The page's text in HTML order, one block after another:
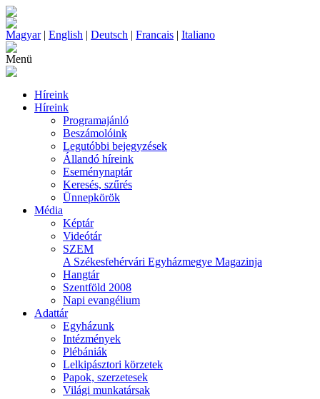
Magyar| English | Deutsch | Francais | Italiano
Menü
Híreink
Híreink
Programajánló
Beszámolóink
Legutóbbi bejegyzések
Állandó híreink
Eseménynaptár
Keresés, szűrés
Ünnepkörök
Média
Képtár
Videótár
SZEM
A Székesfehérvári Egyházmegye Magazinja
Hangtár
Szentföld 2008
Napi evangélium
Adattár
Egyházunk
Intézmények
Plébániák
Lelkipásztori körzetek
Papok, szerzetesek
Világi munkatársak